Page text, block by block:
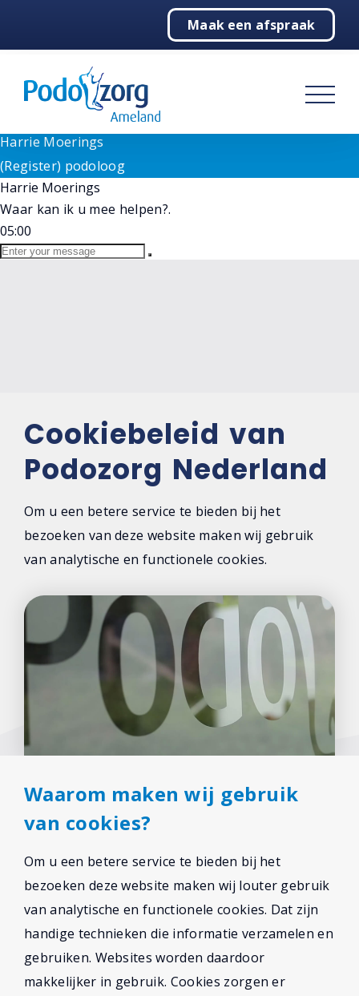
Goedenavond!
Wij staan voor u klaar bij vragen. Selecteer hieronder
onze medewerker.
(Register) podoloogHarrie Moerings
Harrie Moerings
(Register) podoloog
Harrie Moerings
Waar kan ik u mee helpen?.
05:00
Maak een afspraak
Podologie
Behandelingen
Over ons
Contact
Cookiebeleid van
Podozorg Nederland
Om u een betere service te bieden bij het
bezoeken van deze website maken wij gebruik
van analytische en functionele cookies.
Waarom maken wij gebruik
van cookies?
Om u een betere service te bieden bij het
bezoeken deze website maken wij louter gebruik
van analytische en functionele cookies. Dat zijn
handige technieken die informatie verzamelen en
gebruiken. Websites worden daardoor
makkelijker in gebruik. Cookies zorgen er